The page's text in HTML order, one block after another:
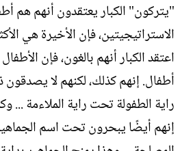
"يتركون" الكبار يعتقدون أنهم هم
الاستراتيجيتين، فإن الأخيرة هي
اعتقد الكبار أنهم بالغون، فإن
أطفال. إنهم كذلك، لكنهم لا
راية الطفولة تحت راية الملاءمة ...
إنهم أيضًا يبحرون تحت اسم